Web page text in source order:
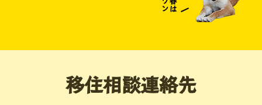
移住相談連絡先